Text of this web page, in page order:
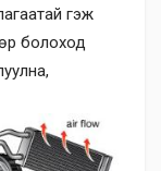
гэж
болоход